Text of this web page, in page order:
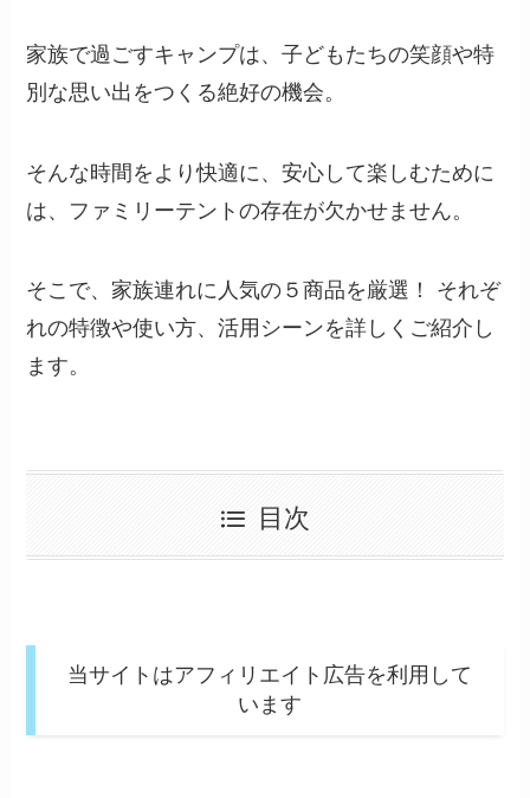
家族で過ごすキャンプは、子どもたちの笑顔や特
別な思い出をつくる絶好の機会。
そんな時間をより快適に、安心して楽しむために
は、ファミリーテントの存在が欠かせません。
そこで、家族連れに人気の５商品を厳選！ それぞ
れの特徴や使い方、活用シーンを詳しくご紹介し
ます。
目次
当サイトはアフィリエイト広告を利用して
います